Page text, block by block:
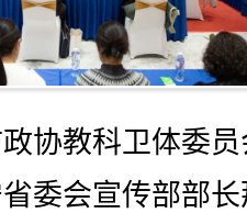
教科卫体委员
委会宣传部部